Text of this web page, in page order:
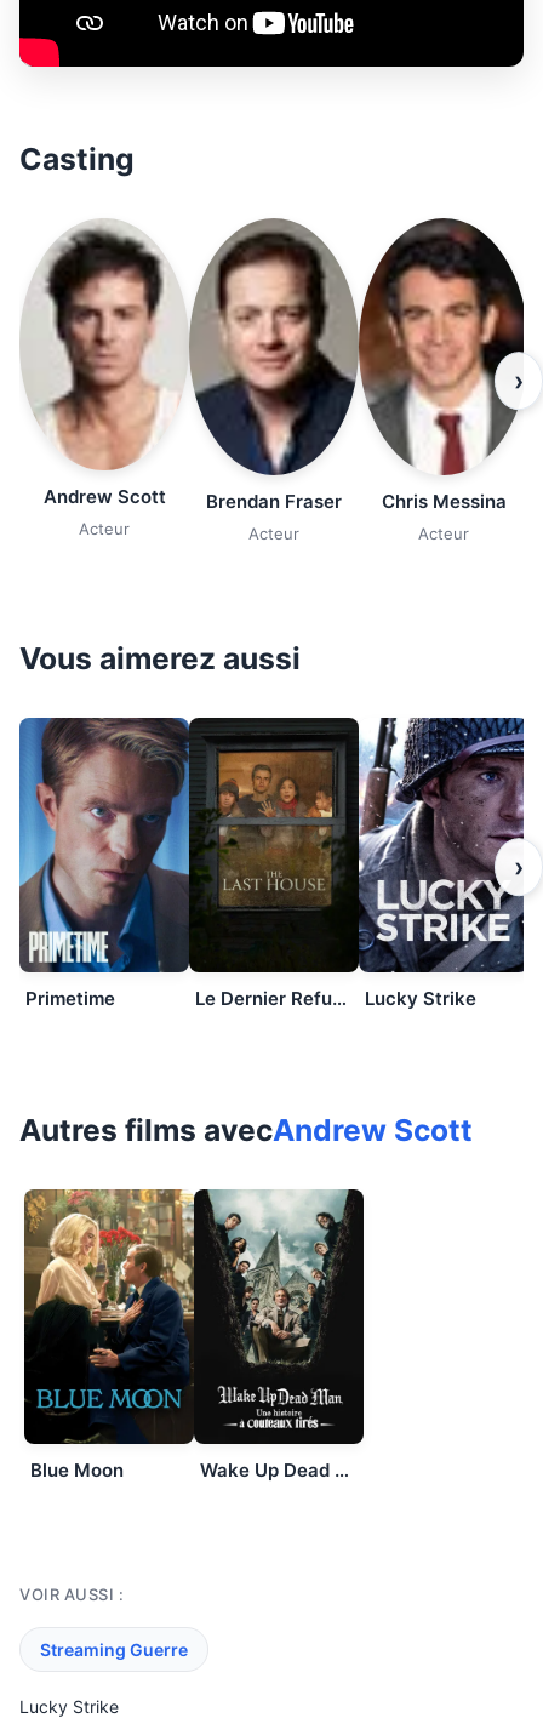
Casting
Andrew Scott
Acteur
Brendan Fraser
Acteur
Chris Messina
Acteur
›
Vous aimerez aussi
Primetime Le Dernier Refuge Lucky Strike
›
Autres films avecAndrew Scott
Blue Moon Wake Up Dead Man : Une histoire à couteaux tirés
VOIR AUSSI :
Streaming Guerre
Lucky Strike